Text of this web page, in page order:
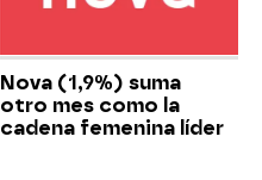
Nova (1,9%) suma
otro mes como la
cadena femenina líder